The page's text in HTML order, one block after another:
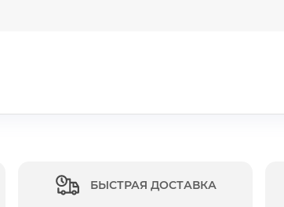
БЫСТРАЯ ДОСТАВКА